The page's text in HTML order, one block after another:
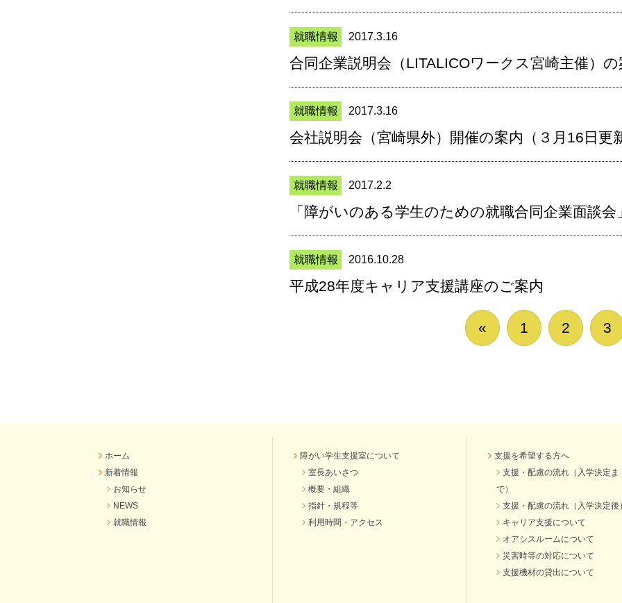
就職情報 2017.3.16
合同企業説明会（LITALICOワークス宮崎主催）の
就職情報 2017.3.16
会社説明会（宮崎県外）開催の案内（３月16日更
就職情報 2017.2.2
「障がいのある学生のための就職合同企業面談
就職情報 2016.10.28
平成28年度キャリア支援講座のご案内
« 1 2 3
ホーム
新着情報
お知らせ
NEWS
就職情報
障がい学生支援室について
室長あいさつ
概要・組織
指針・規程等
利用時間・アクセス
支援を希望する方へ
支援・配慮の流れ（入学決定ま
で）
支援・配慮の流れ（入学決定後）
キャリア支援について
オアシスルームについて
災害時等の対応について
支援機材の貸出について